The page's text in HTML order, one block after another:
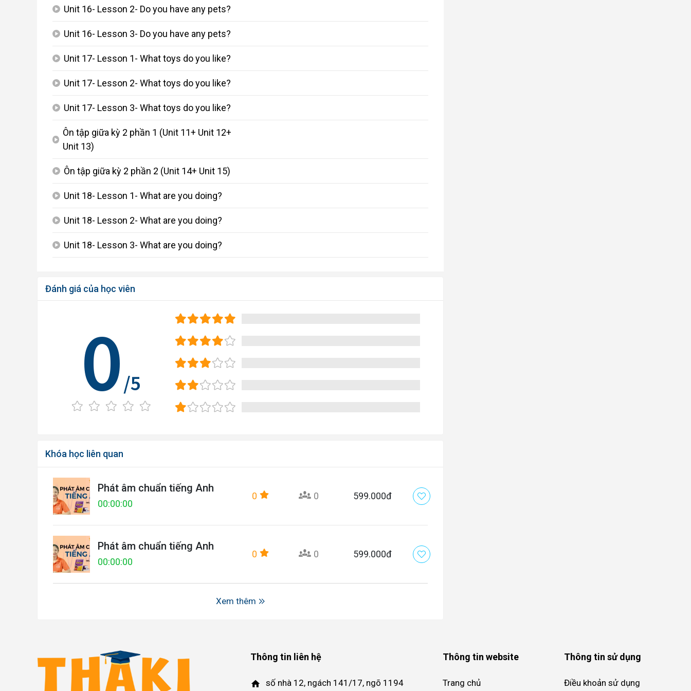
play_arrow Unit 16- Lesson 2- Do you have any pets?
play_arrow Unit 16- Lesson 3- Do you have any pets?
play_arrow Unit 17- Lesson 1- What toys do you like?
play_arrow Unit 17- Lesson 2- What toys do you like?
play_arrow Unit 17- Lesson 3- What toys do you like?
play_arrow
Ôn tập giữa kỳ 2 phần 1 (Unit 11+ Unit 12+
Unit 13)
play_arrow Ôn tập giữa kỳ 2 phần 2 (Unit 14+ Unit 15)
play_arrow Unit 18- Lesson 1- What are you doing?
play_arrow Unit 18- Lesson 2- What are you doing?
play_arrow Unit 18- Lesson 3- What are you doing?
Đánh giá của học viên
0/5
Khóa học liên quan
Phát âm chuẩn tiếng Anh
00:00:00
0 0 599.000đ
Phát âm chuẩn tiếng Anh
00:00:00
0 0 599.000đ
Xem thêm
Thông tin liên hệ
home số nhà 12, ngách 141/17, ngõ 1194
Thông tin website
Trang chủ
Thông tin sử dụng
Điều khoản sử dụng